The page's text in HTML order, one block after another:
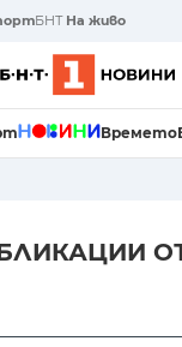
БНТ На живо
Времето